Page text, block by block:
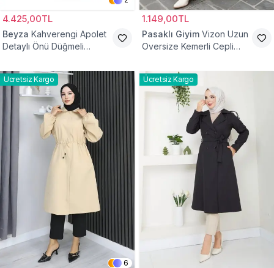
4.425,00TL
Beyza Kahverengi Apolet
Detaylı Önü Düğmeli
1.149,00TL
Pasaklı Giyim Vizon Uzun
Oversize Kemerli Cepli
Ücretsiz Kargo
6
Ücretsiz Kargo